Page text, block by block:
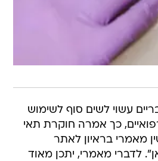
עשוי לשים סוף לשימוש
רפואיים, כך אמרה חוקרת תאי
מאמרי בראיון לאתר
לדברי מאמרי, יתכן מאוד